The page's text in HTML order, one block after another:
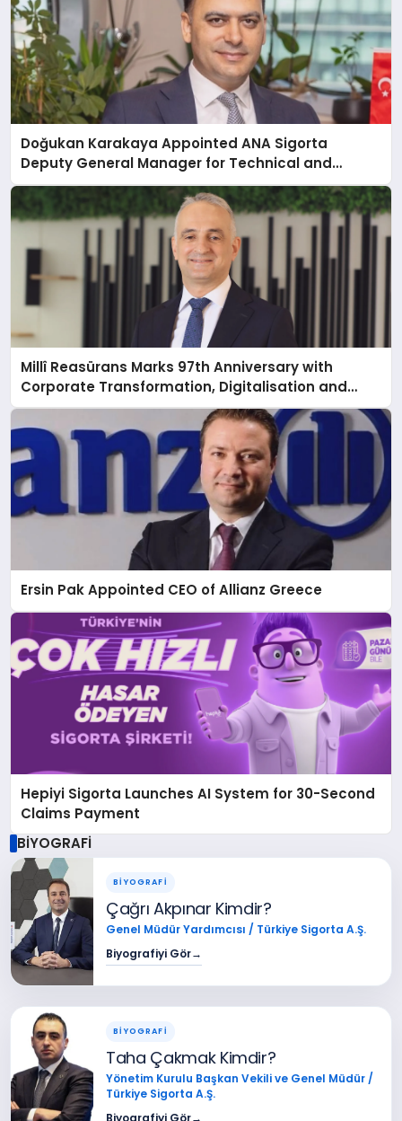
Doğukan Karakaya Appointed ANA Sigorta
Deputy General Manager for Technical and
Reinsurance
Millî Reasürans Marks 97th Anniversary with
Corporate Transformation, Digitalisation and
Sustainability Focus
Ersin Pak Appointed CEO of Allianz Greece
Hepiyi Sigorta Launches AI System for 30-Second
Claims Payment
BİYOGRAFİ
BİYOGRAFİ
Çağrı Akpınar Kimdir?
Genel Müdür Yardımcısı / Türkiye Sigorta A.Ş.
Biyografiyi Gör→
BİYOGRAFİ
Taha Çakmak Kimdir?
Yönetim Kurulu Başkan Vekili ve Genel Müdür /
Türkiye Sigorta A.Ş.
Biyografiyi Gör→